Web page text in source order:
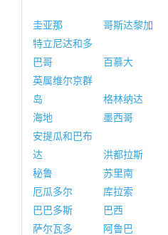
圭亚那 哥斯达黎加
特立尼达和多
巴哥
百慕大
英属维尔京群
岛
格林纳达
海地
墨西哥
安提瓜和巴布
达
洪都拉斯
秘鲁
苏里南
厄瓜多尔
库拉索
巴巴多斯
巴西
萨尔瓦多
阿鲁巴